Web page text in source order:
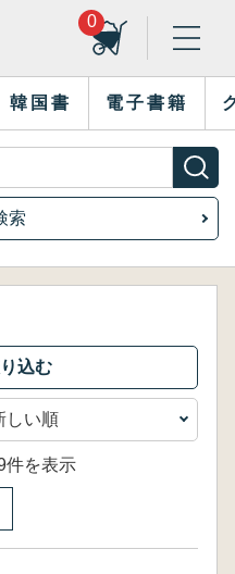
0
韓国書 電子書籍
索
件を表示